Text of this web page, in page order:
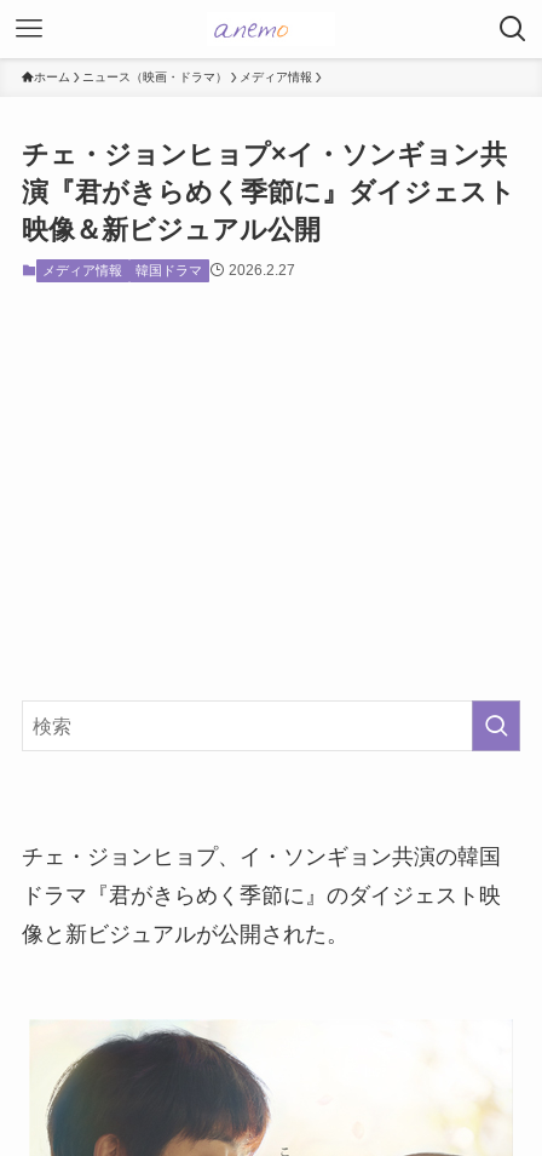
ホーム ニュース（映画・ドラマ） メディア情報
チェ・ジョンヒョプ×イ・ソンギョン共
演『君がきらめく季節に』ダイジェスト
映像＆新ビジュアル公開
メディア情報 韓国ドラマ 2026.2.27
チェ・ジョンヒョプ、イ・ソンギョン共演の韓国
ドラマ『君がきらめく季節に』のダイジェスト映
像と新ビジュアルが公開された。